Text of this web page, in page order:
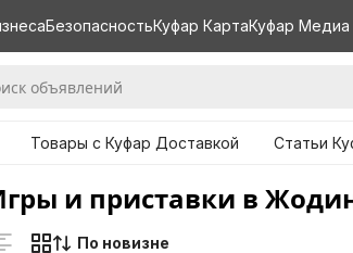
БезопасностьКуфар КартаКуфар Медиа
Товары с Куфар Доставкой Статьи
и приставки в
По новизне